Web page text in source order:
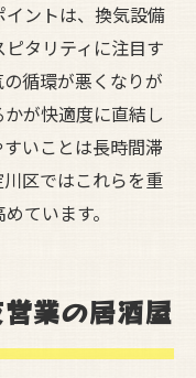
ントは、換気設備
タリティに注目す
循環が悪くなりが
が快適度に直結し
いことは長時間滞
区ではこれらを重
ています。
業の居酒屋